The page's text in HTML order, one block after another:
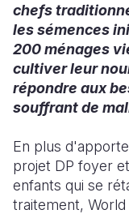
chefs
les sémences
200 ménages
cultiver leur
répondre aux
souffrant de
En plus
projet DP foyer
enfants qui se
traitement,